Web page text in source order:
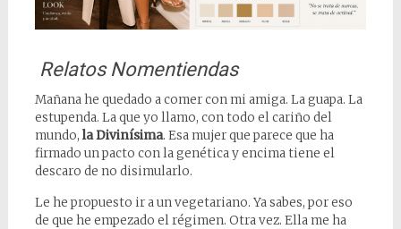
Relatos Nomentiendas
Mañana he quedado a comer con mi amiga. La guapa. La
estupenda. La que yo llamo, con todo el cariño del
mundo, la Divinísima. Esa mujer que parece que ha
firmado un pacto con la genética y encima tiene el
descaro de no disimularlo.
Le he propuesto ir a un vegetariano. Ya sabes, por eso
de que he empezado el régimen. Otra vez. Ella me ha